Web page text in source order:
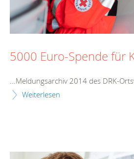
5000 Euro-Spende für
...Meldungsarchiv 2014 des DRK-
Weiterlesen